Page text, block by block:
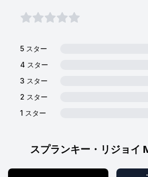
スプランキー・リジョイ
5 スター
4 スター
3 スター
2 スター
1 スター